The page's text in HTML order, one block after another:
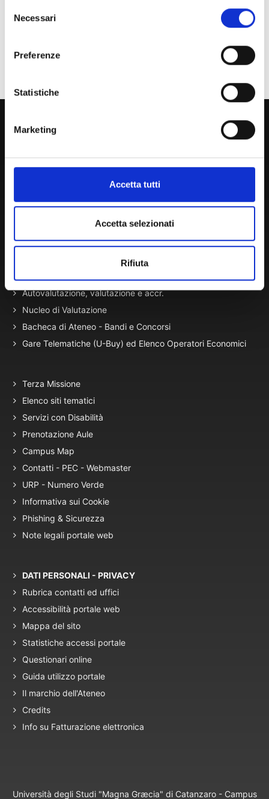
delNecessari
Preferenze
Statistiche
Marketing
Accetta tutti
Accetta selezionati
Rifiuta
Laureato
Ente o Impresa
Lun. - Ven. dalle 09:00 alle 18:00 e Sab. dalle 9:00 alle 13:00
Portale Amministrazione Trasparente (PAT in fase di
Atti di Notifica
Autovalutazione, valutazione e accr.
Nucleo di Valutazione
Bacheca di Ateneo - Bandi e Concorsi
Gare Telematiche (U-Buy) ed Elenco Operatori Economici
Terza Missione
Elenco siti tematici
Servizi con Disabilità
Prenotazione Aule
Campus Map
Contatti - PEC - Webmaster
URP - Numero Verde
Informativa sui Cookie
Phishing & Sicurezza
Note legali portale web
DATI PERSONALI - PRIVACY
Rubrica contatti ed uffici
Accessibilità portale web
Mappa del sito
Statistiche accessi portale
Questionari online
Guida utilizzo portale
Il marchio dell'Ateneo
Credits
Info su Fatturazione elettronica
Università degli Studi "Magna Græcia" di Catanzaro - Campus